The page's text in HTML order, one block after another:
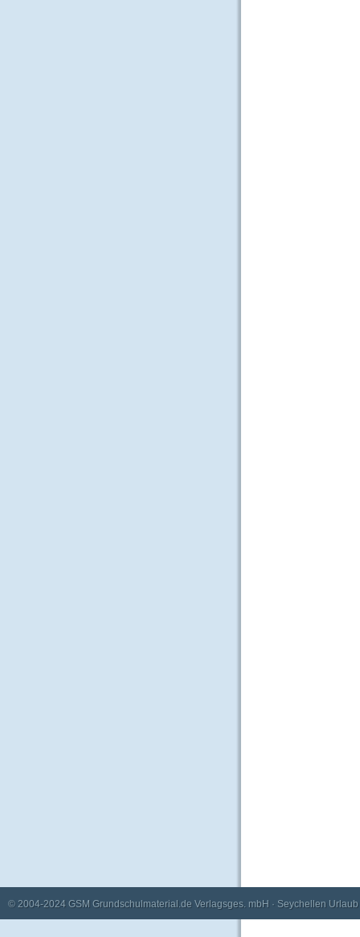
© 2004-2024 GSM Grundschulmaterial.de Verlagsges. mbH · Seychellen Urlaub